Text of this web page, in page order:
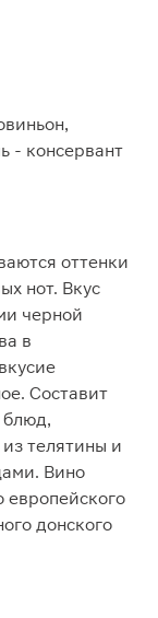
- консервант
оттенки
нот. Вкус
черной
в
Составит
блюд,
телятины и
Вино
европейского
донского